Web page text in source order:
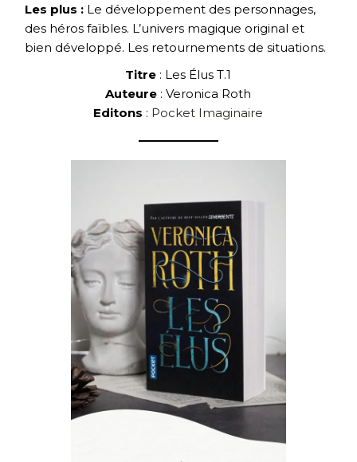
Les plus : Le développement des personnages,
des héros faïbles. L’univers magique original et
bien développé. Les retournements de situations.
Titre : Les Élus T.1
Auteure : Veronica Roth
Editons : Pocket Imaginaire